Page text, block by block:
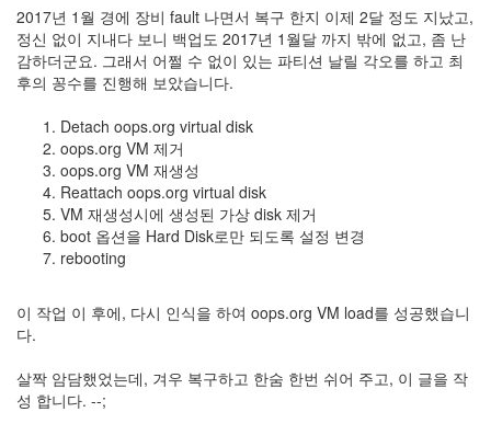
2017년 1월 경에 장비 fault 나면서 복구 한지 이제 2달 정도 지났고,
정신 없이 지내다 보니 백업도 2017년 1월달 까지 밖에 없고, 좀 난
감하더군요. 그래서 어쩔 수 없이 있는 파티션 날릴 각오를 하고 최
후의 꽁수를 진행해 보았습니다.
Detach oops.org virtual disk
oops.org VM 제거
oops.org VM 재생성
Reattach oops.org virtual disk
VM 재생성시에 생성된 가상 disk 제거
boot 옵션을 Hard Disk로만 되도록 설정 변경
rebooting
이 작업 이 후에, 다시 인식을 하여 oops.org VM load를 성공했습니
다.
살짝 암담했었는데, 겨우 복구하고 한숨 한번 쉬어 주고, 이 글을 작
성 합니다. --;
Notices
Find!
군
이
둘
째